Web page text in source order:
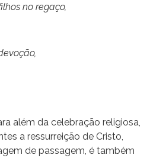
no regaço,
além da celebração religiosa,
a ressurreição de Cristo,
de passagem, é também